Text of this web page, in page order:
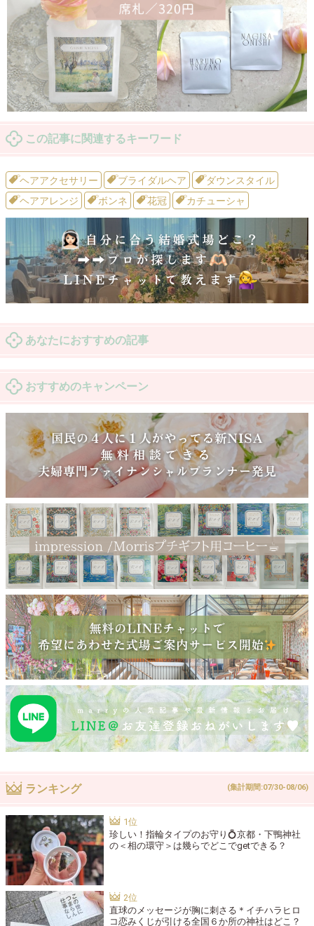
この記事に関連するキーワード
ヘアアクセサリー ブライダルヘア
ダウンスタイル
ヘアアレンジ
ボンネ 花冠 カチューシャ
あなたにおすすめの記事
おすすめのキャンペーン
ランキング (集計期間:07/30-08/06)
珍しい！指輪タイプのお守り💍京都・下鴨神社
の＜相の環守＞は幾らでどこでgetできる？
直球のメッセージが胸に刺さる＊イチハラヒロ
コ恋みくじが引ける全国６か所の神社はどこ？